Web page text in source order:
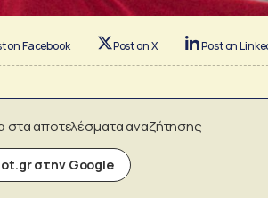
on Facebook Post on X Post on
αποτελέσματα αναζήτησης
στην Google